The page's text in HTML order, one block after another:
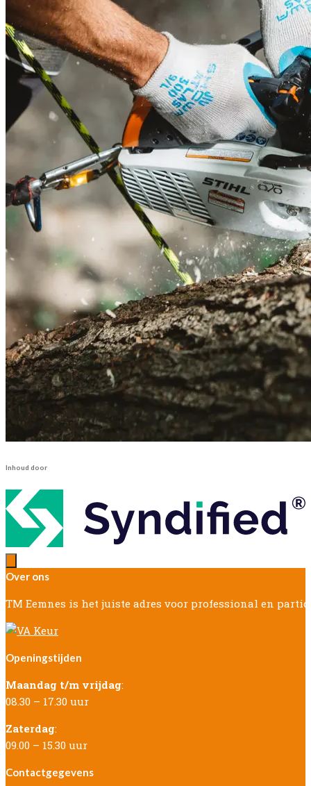
Inhoud door
Over ons
TM Eemnes is het juiste adres voor professional en
Openingstijden
Maandag t/m vrijdag:
08.30 – 17.30 uur
Zaterdag:
09.00 – 15.30 uur
Contactgegevens